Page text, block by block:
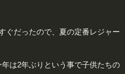
ぐだったので、夏の定番レジャー
は2年ぶりという事で子供たちの